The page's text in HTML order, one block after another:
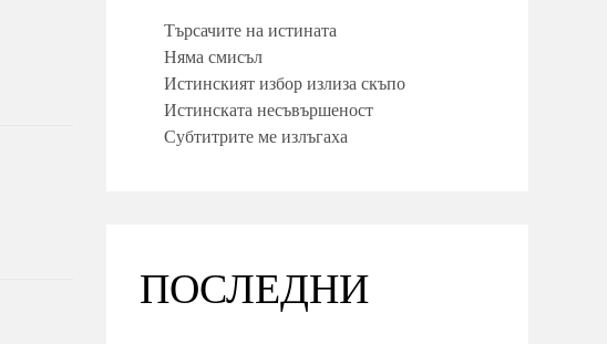
Търсачите на истината
Няма смисъл
Истинският избор излиза скъпо
Истинската несъвършеност
Субтитрите ме излъгаха
ПОСЛЕДНИ